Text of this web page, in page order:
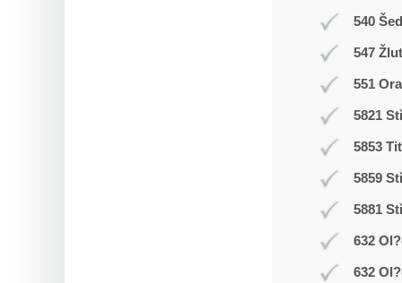
540
547
551
5821
5853
5859
5881
632
632